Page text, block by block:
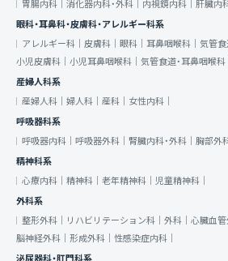
胃腸内科｜ 消化器内科・外科｜ 内視鏡内科｜ 肝臓内
眼科・耳鼻科・皮膚科・アレルギー科系
アレルギー科｜ 皮膚科｜ 眼科｜ 耳鼻咽喉科｜ 気管食
小児皮膚科｜ 小児耳鼻咽喉科｜ 気管食道・耳鼻咽喉科
産婦人科系
産婦人科｜ 婦人科｜ 産科｜ 女性内科｜
呼吸器科系
呼吸器内科｜ 呼吸器外科｜ 腎臓内科・外科｜ 胸部外
精神科系
心療内科｜ 精神科｜ 老年精神科｜ 児童精神科｜
外科系
整形外科｜
リハビリテーション科｜ 外科｜ 心臓血管
脳神経外科｜ 形成外科｜ 性感染症内科｜